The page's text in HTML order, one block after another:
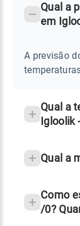
IGLOOLIK
Perguntas
sobre
chuva
temperatura
Qual a
em
A previsão
Qual a
Igloolik
Qual a
Como
/0?